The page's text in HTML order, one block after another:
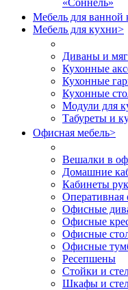
«Соннель»
Мебель для ванной
Мебель для кухни>
Диваны и
Кухонные
Кухонные
Кухонные
Модули для
Табуреты и
Офисная мебель>
Вешалки в
Домашние
Кабинеты
Оперативная
Офисные
Офисные
Офисные
Офисные
Ресепшены
Стойки и
Шкафы и